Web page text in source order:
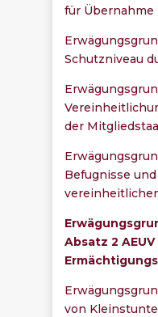
für
Schutzniveau
der
Befugnisse
Absatz 2 AEUV
von